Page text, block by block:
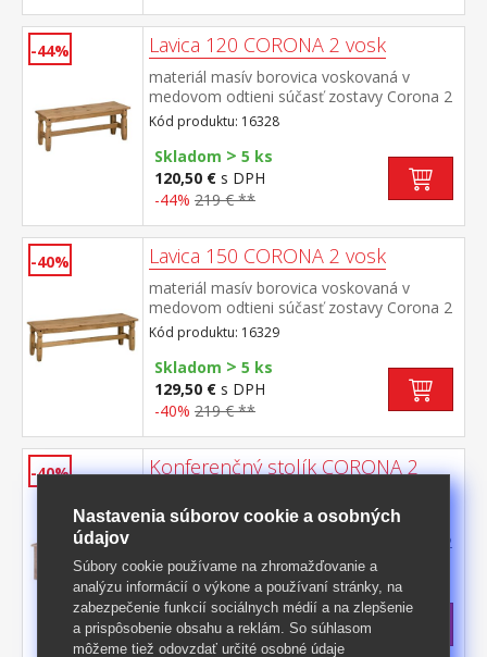
-44% Lavica 120 CORONA 2 vosk
materiál masív borovica voskovaná v
medovom odtieni súčasť zostavy Corona 2
Kód produktu: 16328
Skladom > 5 ks
120,50 € s DPH
-44% 219 € **
-40% Lavica 150 CORONA 2 vosk
materiál masív borovica voskovaná v
medovom odtieni súčasť zostavy Corona 2
Kód produktu: 16329
Skladom > 5 ks
129,50 € s DPH
-40% 219 € **
-40%
Konferenčný stolík CORONA 2
materiál masív borovica voskovaná v
medovom odtieni súčasť zostavy Corona 2
Kód produktu: 163913
Skladom>5 ks
156,50 €s DPH
-40% 263 € **
Nastavenia súborov cookie a osobných
údajov
Súbory cookie používame na zhromažďovanie a
analýzu informácií o výkone a používaní stránky, na
zabezpečenie funkcií sociálnych médií a na zlepšenie
a prispôsobenie obsahu a reklám. So súhlasom
môžeme tiež odovzdať určité osobné údaje